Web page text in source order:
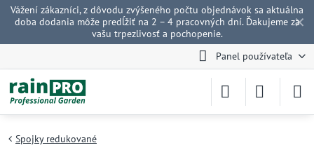
✕
Vážení zákazníci, z dôvodu zvýšeného počtu objednávok sa aktuálna
doba dodania môže predĺžiť na 2 – 4 pracovných dní. Ďakujeme za
vašu trpezlivosť a pochopenie.
Panel používateľa
Spojky redukované